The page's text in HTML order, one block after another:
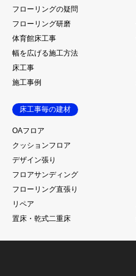
フローリングの疑問
フローリング研磨
体育館床工事
幅を広げる施工方法
床工事
施工事例
床工事毎の建材
OAフロア
クッションフロア
デザイン張り
フロアサンディング
フローリング直張り
リペア
置床・乾式二重床